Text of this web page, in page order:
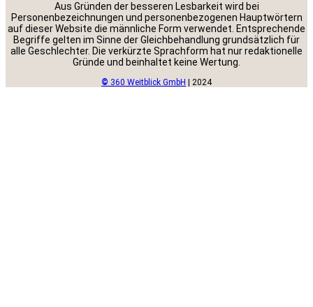
Aus Gründen der besseren Lesbarkeit wird bei
Personenbezeichnungen und personenbezogenen Hauptwörtern
auf dieser Website die männliche Form verwendet. Entsprechende
Begriffe gelten im Sinne der Gleichbehandlung grundsätzlich für
alle Geschlechter. Die verkürzte Sprachform hat nur redaktionelle
Gründe und beinhaltet keine Wertung.
© 360 Weitblick GmbH | 2024